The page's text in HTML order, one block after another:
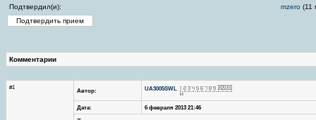
Подтвердил(и):
mzero (11
Комментарии
#1 Автор: UA3005SWL
Дата: 6 февраля 2013 21:46